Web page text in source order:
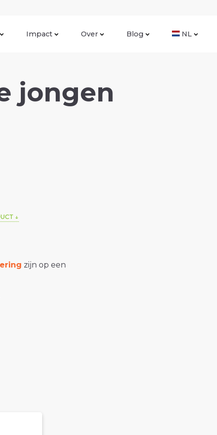
Impact Over Blog NL
jongen
zijn op een